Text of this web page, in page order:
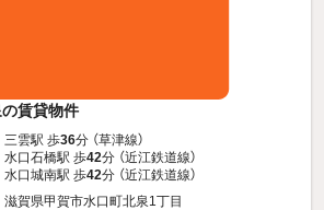
賃貸物件
三雲駅 歩36分 （草津線）
水口石橋駅 歩42分 （近江鉄道線）
水口城南駅 歩42分 （近江鉄道線）
滋賀県甲賀市水口町北泉1丁目